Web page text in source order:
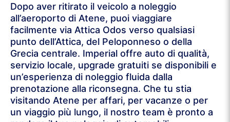
Dopo aver ritirato il veicolo a noleggio
all’aeroporto di Atene, puoi viaggiare
facilmente via Attica Odos verso qualsiasi
punto dell’Attica, del Peloponneso o della
Grecia centrale. Imperial offre auto di qualità,
servizio locale, upgrade gratuiti se disponibili e
un’esperienza di noleggio fluida dalla
prenotazione alla riconsegna. Che tu stia
visitando Atene per affari, per vacanze o per
un viaggio più lungo, il nostro team è pronto a